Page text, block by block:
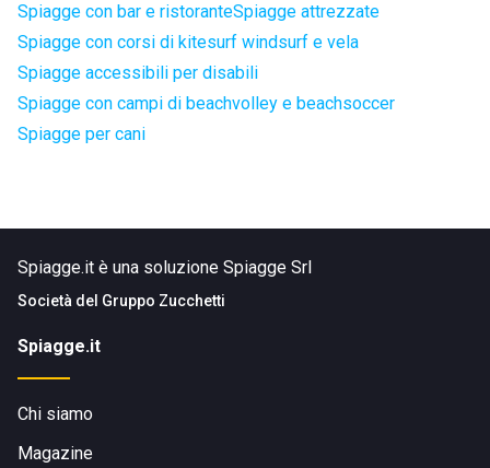
Spiagge con bar e ristoranteSpiagge attrezzate
Spiagge con corsi di kitesurf windsurf e vela
Spiagge accessibili per disabili
Spiagge con campi di beachvolley e beachsoccer
Spiagge per cani
Spiagge.it è una soluzione Spiagge Srl
Società del Gruppo Zucchetti
Spiagge.it
Chi siamo
Magazine